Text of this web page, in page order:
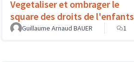
Vegetaliser et ombrager le
square des droits de l'enfants
Guillaume Arnaud BAUER
1